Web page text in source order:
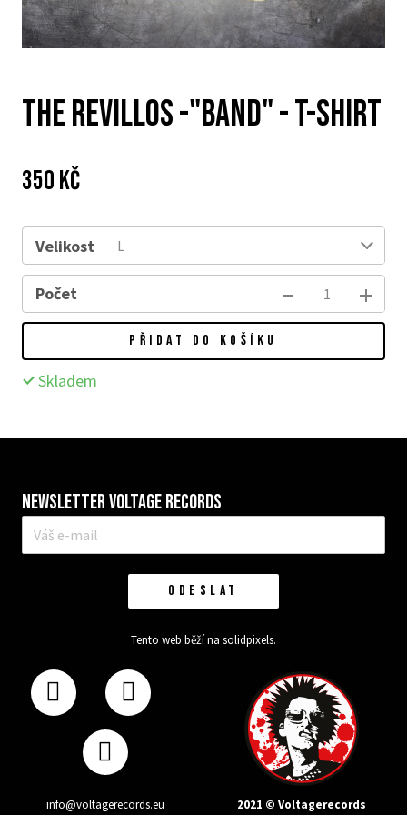
THE REVILLOS -"BAND" - T-SHIRT
Cena:
350 Kč
Velikost L
Počet
PŘIDAT DO KOŠÍKU
Skladem
Newsletter VOLTAGE RECORDS
E-
mail
ODESLAT
Tento web běží na solidpixels.
info@voltagerecords.eu 2021 © Voltagerecords